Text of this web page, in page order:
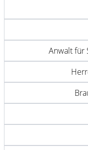
Anwalt für